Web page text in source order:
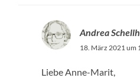
Andrea
18. März 2021 um
Liebe Anne-Marit,